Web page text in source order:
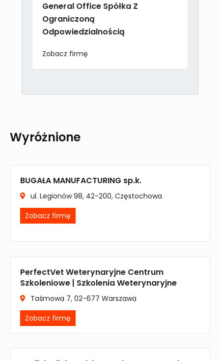
General Office Spółka Z
Ograniczoną
Odpowiedzialnością
Zobacz firmę
Wyróżnione
BUGAŁA MANUFACTURING sp.k.
ul. Legionów 98, 42-200, Częstochowa
Zobacz firmę
PerfectVet Weterynaryjne Centrum
Szkoleniowe | Szkolenia Weterynaryjne
Taśmowa 7, 02-677 Warszawa
Zobacz firmę